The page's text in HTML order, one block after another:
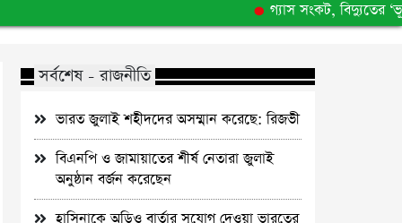
গ্যাস সংকট, বিদ্যুতের
সর্বশেষ - রাজনীতি
ভারত জুলাই শহীদদের অসম্মান করেছে: রিজভী
বিএনপি ও জামায়াতের শীর্ষ নেতারা জুলাই
অনুষ্ঠান বর্জন করেছেন